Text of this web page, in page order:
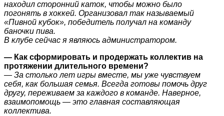
находил сторонний каток, чтобы можно было
погонять в хоккей. Организовал так называемый
«Пивной кубок», победитель получал на команду
баночки пива.
В клубе сейчас я являюсь администратором.
— Как сформировать и продержать коллектив на
протяжении длительного времени?
— За столько лет игры вместе, мы уже чувствуем
себя, как большая семья. Всегда готовы помочь друг
другу, переживаем за каждого в команде. Наверное,
взаимопомощь — это главная составляющая
коллектива.